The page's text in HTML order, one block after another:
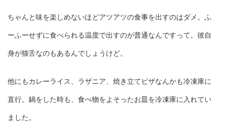
ちゃんと味を楽しめないほどアツアツの食事を出すのはダメ。ふ
ーふーせずに食べられる温度で出すのが普通なんですって。彼自
身が猫舌なのもあるんでしょうけど。
他にもカレーライス、ラザニア、焼き立てピザなんかも冷凍庫に
直行。鍋をした時も、食べ物をよそったお皿を冷凍庫に入れてい
ました。